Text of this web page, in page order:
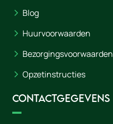
Blog
Huurvoorwaarden
Bezorgingsvoorwaarden
Opzetinstructies
Contactgegevens